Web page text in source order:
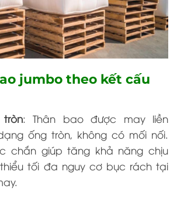
jumbo theo kết cấu
: Thân bao được may liền
ống tròn, không có mối nối.
chắn giúp tăng khả năng chịu
tối đa nguy cơ bục rách tại